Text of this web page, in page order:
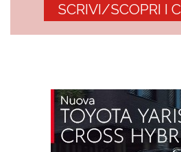
SCRIVI/SCOPRI I